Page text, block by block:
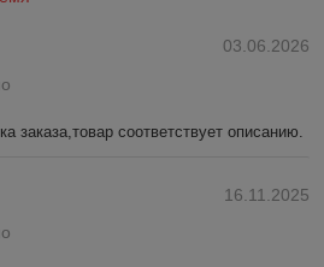
03.06.2026
заказа,товар соответствует описанию.
16.11.2025